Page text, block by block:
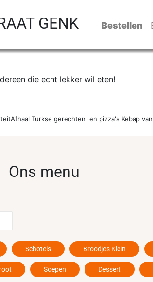
GENK Bestellen
die echt lekker wil eten!
Turkse gerechten  en pizza's Kebap
Ons menu
Schotels Broodjes Klein
Soepen Dessert